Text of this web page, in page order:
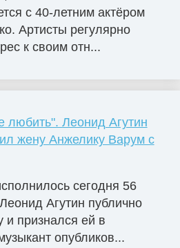
с 40-летним актёром
Артисты регулярно
к своим отн...
любить". Леонид Агутин
жену Анжелику Варум с
сегодня 56
Агутин публично
и признался ей в
опубликов...